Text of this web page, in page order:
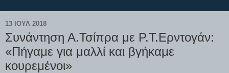
13 ΙΟΥΛ 2018
Συνάντηση Α.Τσίπρα με Ρ.Τ.Ερντογάν:
«Πήγαμε για μαλλί και βγήκαμε
κουρεμένοι»